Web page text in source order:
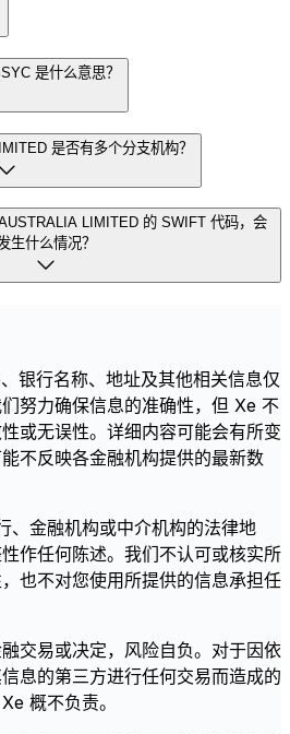
是什么意思？
是否有多个分支机构？
LIMITED 的 SWIFT 代码，会
生什么情况？
银行名称、地址及其他相关信息仅
努力确保信息的准确性，但 Xe 不
或无误性。详细内容可能会有所变
不反映各金融机构提供的最新数
、金融机构或中介机构的法律地
作任何陈述。我们不认可或核实所
也不对您使用所提供的信息承担任
交易或决定，风险自负。对于因依
息的第三方进行任何交易而造成的
概不负责。